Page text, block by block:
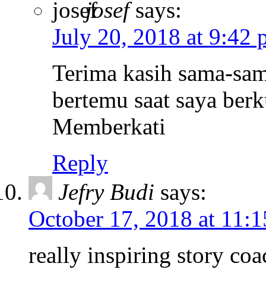
josef says:
July 20, 2018 at 9:42
Terima kasih sama-
bertemu saat saya
Memberkati
Reply
Jefry Budi says:
October 17, 2018 at
really inspiring story